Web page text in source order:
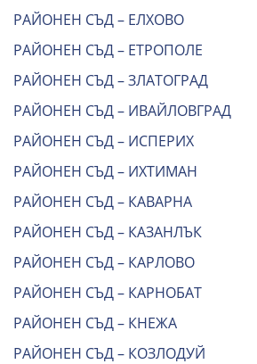
РАЙОНЕН СЪД – ЕЛХОВО
РАЙОНЕН СЪД – ЕТРОПОЛЕ
РАЙОНЕН СЪД – ЗЛАТОГРАД
РАЙОНЕН СЪД – ИВАЙЛОВГРАД
РАЙОНЕН СЪД – ИСПЕРИХ
РАЙОНЕН СЪД – ИХТИМАН
РАЙОНЕН СЪД – КАВАРНА
РАЙОНЕН СЪД – КАЗАНЛЪК
РАЙОНЕН СЪД – КАРЛОВО
РАЙОНЕН СЪД – КАРНОБАТ
РАЙОНЕН СЪД – КНЕЖА
РАЙОНЕН СЪД – КОЗЛОДУЙ